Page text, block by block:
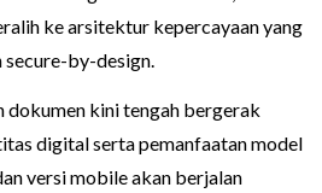
ke arsitektur kepercayaan yang
secure-by-design.
dokumen kini tengah bergerak
digital serta pemanfaatan model
versi mobile akan berjalan